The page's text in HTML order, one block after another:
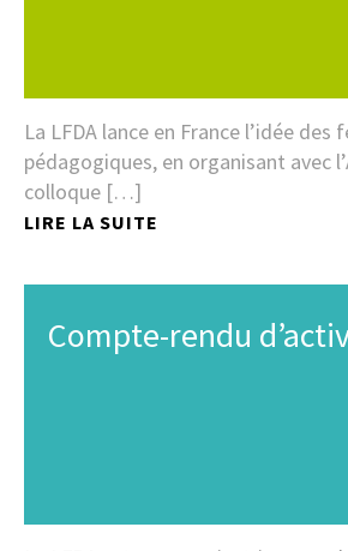
La LFDA lance en France l’idée des
pédagogiques, en organisant avec
colloque […]
LIRE LA SUITE
Compte-rendu